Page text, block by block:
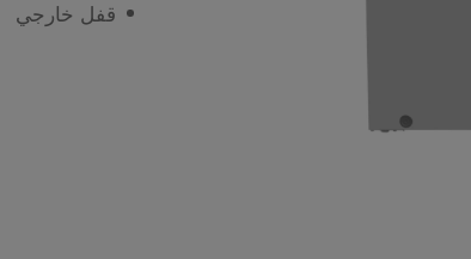
قفل خارجي